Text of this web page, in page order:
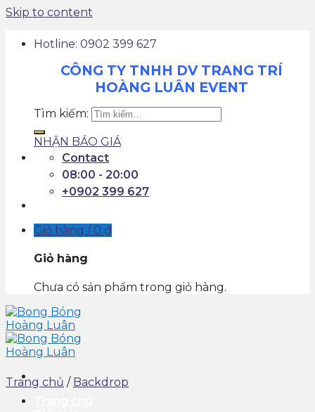
Skip to content
Hotline: 0902 399 627
CÔNG TY TNHH DV TRANG TRÍ
HOÀNG LUÂN EVENT
Tìm kiếm:
NHẬN BÁO GIÁ
Contact
08:00 - 20:00
+0902 399 627
Giỏ hàng / 0 ₫
Giỏ hàng
Chưa có sản phẩm trong giỏ hàng.
Trang chủ / Backdrop